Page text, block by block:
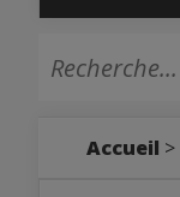
Accueil >